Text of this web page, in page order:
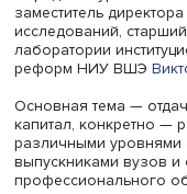
и в диплом
обсудили на
отдача от
«Экономический
Перед
заместитель
исследований,
лаборатории